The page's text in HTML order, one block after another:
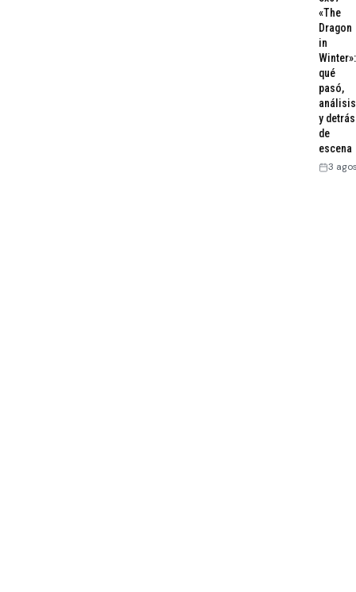
«The
Dragon
in
Winter»:
qué
pasó,
análisis
y detrás
de
escena
3